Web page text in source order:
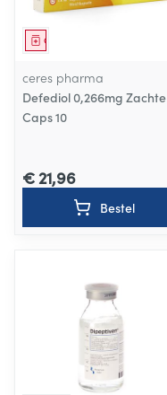
Geneesmiddel
ceres pharma
Defediol 0,266mg Zachte
Caps 10
€ 21,96
Bestel